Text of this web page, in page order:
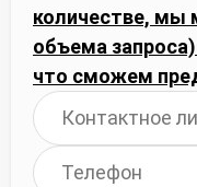
количестве, мы
объема
что сможем